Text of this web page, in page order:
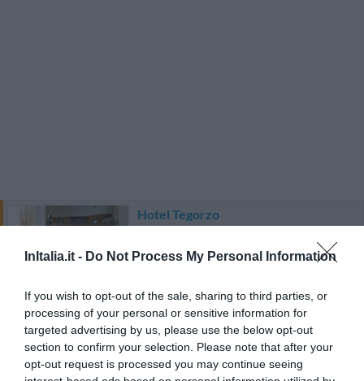
InItalia.it - Do Not Process My Personal Information
If you wish to opt-out of the sale, sharing to third parties, or
processing of your personal or sensitive information for
targeted advertising by us, please use the below opt-out
section to confirm your selection. Please note that after your
opt-out request is processed you may continue seeing
Hotel Tegorzo
670 mdal centro
TARIFFE
Hotel Corone
14.42 kmdal centro